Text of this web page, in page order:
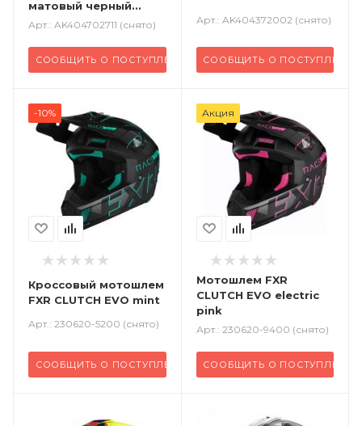
матовый черный
красный
Арт.: AK404702711 (снято)
СООБЩИТЬ О ПОСТУПЛЕНИИ
Арт.: AK404372002 (снято)
СООБЩИТЬ О ПОСТУПЛЕНИИ
-10%
Кроссовый мотошлем
FXR CLUTCH EVO mint
Арт.: 230620-5200 (снято)
СООБЩИТЬ О ПОСТУПЛЕНИИ
Акция
Мотошлем FXR
CLUTCH EVO electric
pink
Арт.: 230620-9400 (снято)
СООБЩИТЬ О ПОСТУПЛЕНИИ